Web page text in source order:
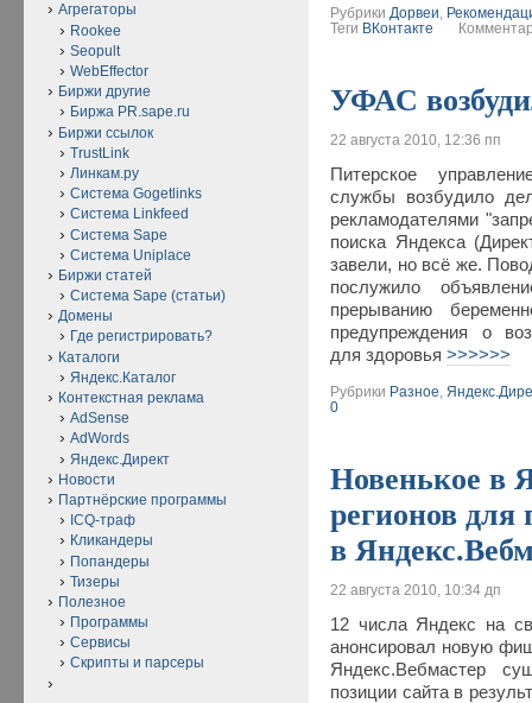
Рубрики Дорвеи
Теги ВКонтакте
УФАС
22 августа 2010, 12:36 пп
Питерское
службы возбудило
рекламодателями
поиска Яндекса
завели, но всё же.
послужило
прерыванию
предупреждения о
для здоровья>>>>>>
Рубрики Разное
0
Новенькое в
регионов для
в
22 августа 2010, 10:34 дп
12 числа Яндекс на
анонсировал новую
Яндекс.Вебмастер
позиции сайта в
Агрегаторы
Rookee
Seopult
WebEffector
Биржи другие
Биржа PR.sape.ru
Биржи ссылок
TrustLink
Линкам.ру
Система Gogetlinks
Система Linkfeed
Система Sape
Система Uniplace
Биржи статей
Система Sape (статьи)
Домены
Где регистрировать?
Каталоги
Яндекс.Каталог
Контекстная реклама
AdSense
AdWords
Яндекс.Директ
Новости
Партнёрские программы
ICQ-траф
Кликандеры
Попандеры
Тизеры
Полезное
Программы
Сервисы
Скрипты и парсеры